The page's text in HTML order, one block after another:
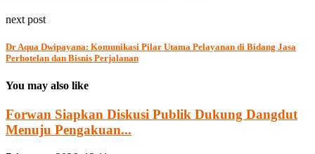
next post
Dr Aqua Dwipayana: Komunikasi Pilar Utama Pelayanan di Bidang Jasa
Perhotelan dan Bisnis Perjalanan
You may also like
Forwan Siapkan Diskusi Publik Dukung Dangdut
Menuju Pengakuan...